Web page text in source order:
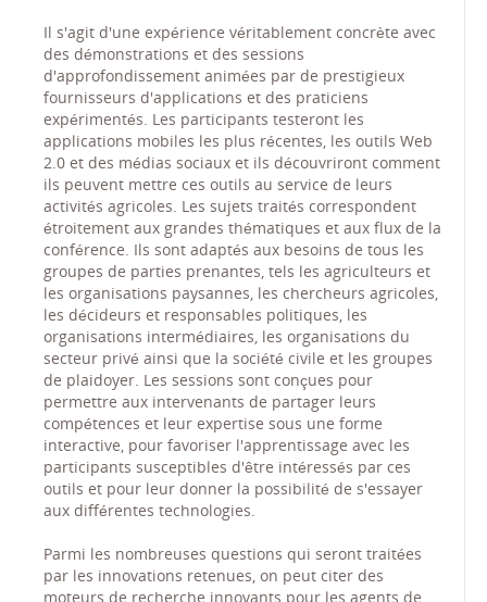
Il s'agit d'une expérience véritablement concrète avec
des démonstrations et des sessions
d'approfondissement animées par de prestigieux
fournisseurs d'applications et des praticiens
expérimentés. Les participants testeront les
applications mobiles les plus récentes, les outils Web
2.0 et des médias sociaux et ils découvriront comment
ils peuvent mettre ces outils au service de leurs
activités agricoles. Les sujets traités correspondent
étroitement aux grandes thématiques et aux flux de la
conférence. Ils sont adaptés aux besoins de tous les
groupes de parties prenantes, tels les agriculteurs et
les organisations paysannes, les chercheurs agricoles,
les décideurs et responsables politiques, les
organisations intermédiaires, les organisations du
secteur privé ainsi que la société civile et les groupes
de plaidoyer. Les sessions sont conçues pour
permettre aux intervenants de partager leurs
compétences et leur expertise sous une forme
interactive, pour favoriser l'apprentissage avec les
participants susceptibles d'être intéressés par ces
outils et pour leur donner la possibilité de s'essayer
aux différentes technologies.
Parmi les nombreuses questions qui seront traitées
par les innovations retenues, on peut citer des
moteurs de recherche innovants pour les agents de